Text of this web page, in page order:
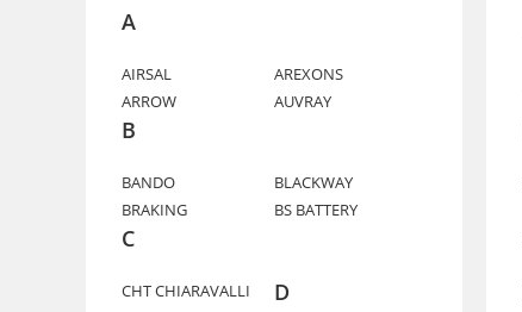
A
AIRSAL
AREXONS
ARROW
AUVRAY
B
BANDO
BLACKWAY
BRAKING
BS BATTERY
C
CHT CHIARAVALLI D